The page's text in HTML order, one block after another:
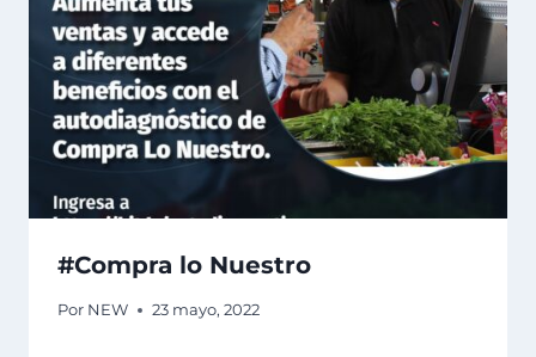
#Compra lo Nuestro
Por NEW 23 mayo, 2022